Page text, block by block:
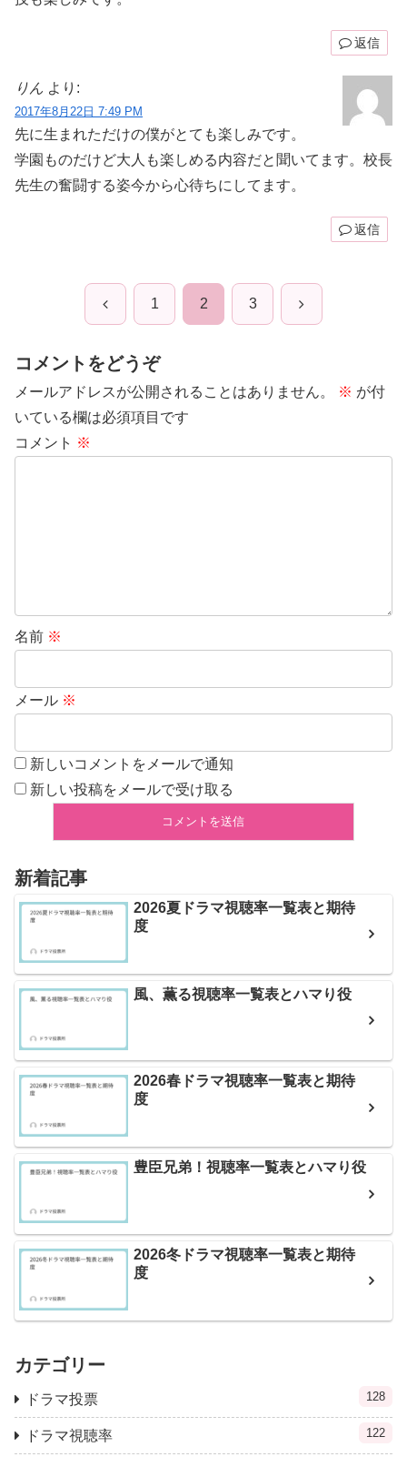
返信
りん より:
2017年8月22日 7:49 PM
先に生まれただけの僕がとても楽しみです。
学園ものだけど大人も楽しめる内容だと聞いてます。校長
先生の奮闘する姿今から心待ちにしてます。
返信
前 1 2 3 次
コメントをどうぞ
メールアドレスが公開されることはありません。 ※ が付
いている欄は必須項目です
コメント ※
名前 ※
メール ※
新しいコメントをメールで通知
新しい投稿をメールで受け取る
新着記事
2026夏ドラマ視聴率一覧表と期待
度
風、薫る視聴率一覧表とハマり役
2026春ドラマ視聴率一覧表と期待
度
豊臣兄弟！視聴率一覧表とハマり役
2026冬ドラマ視聴率一覧表と期待
度
カテゴリー
ドラマ投票 128
ドラマ視聴率 122